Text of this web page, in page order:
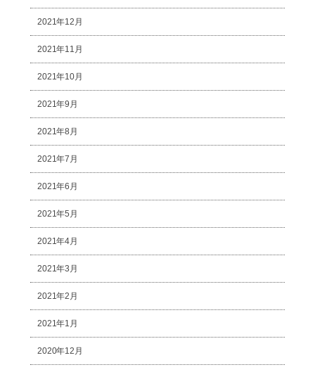
2021年12月
2021年11月
2021年10月
2021年9月
2021年8月
2021年7月
2021年6月
2021年5月
2021年4月
2021年3月
2021年2月
2021年1月
2020年12月